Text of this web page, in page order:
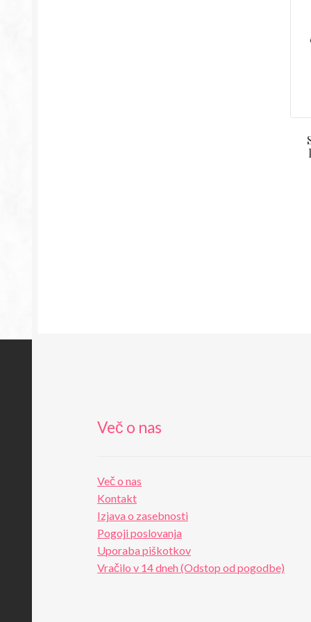
Več o nas
Več o nas
Kontakt
Izjava o zasebnosti
Pogoji poslovanja
Uporaba piškotkov
Vračilo v 14 dneh (Odstop od pogodbe)